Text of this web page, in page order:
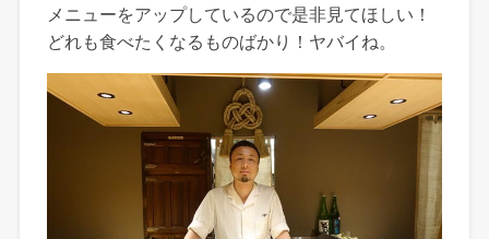
メニューをアップしているので是非見てほしい！
どれも食べたくなるものばかり！ヤバイね。